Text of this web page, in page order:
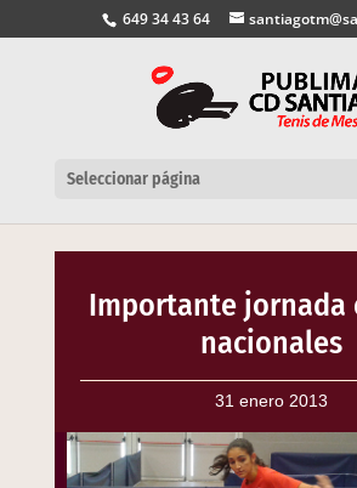
649 34 43 64
Seleccionar página
Importante jornada
nacionales
31 enero 2013